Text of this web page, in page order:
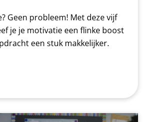
Geen probleem! Met deze vijf
je je motivatie een flinke boost
een stuk makkelijker.